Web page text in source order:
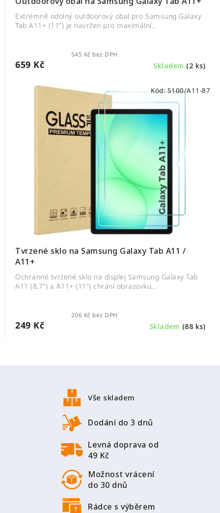
Skladem (2 ks)
545 Kč bez DPH
659 Kč
Extrémně odolný outdoorový obal pro Samsung Galaxy
Tab A11+ (11") je navržen pro maximální...
Tvrzené sklo na Samsung Galaxy Tab A11 /
A11+
Skladem (88 ks)
206 Kč bez DPH
249 Kč
Ochranné tvrzené sklo na displej Samsung Galaxy Tab
A11 (8,7") a A11+ (11") chrání obrazovku...
Kód:5100/A11-87
Vše skladem
Dodání do 3 dnů
Levná doprava od
49 Kč
Možnost vrácení
do 30 dnů
Rádce s výběrem